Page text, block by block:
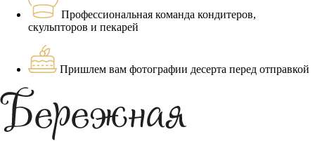
Профессиональная команда кондитеров,
скульпторов и пекарей
Пришлем вам фотографии десерта перед отправкой